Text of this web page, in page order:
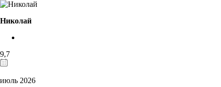
Николай
9,7
июль 2026